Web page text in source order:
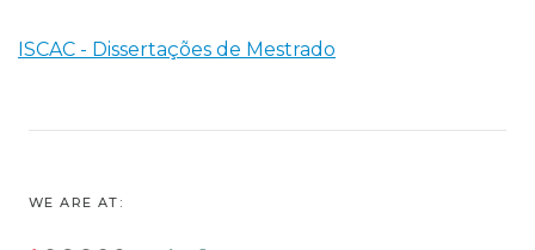
ISCAC - Dissertações de Mestrado
WE ARE AT: